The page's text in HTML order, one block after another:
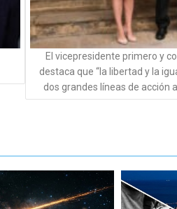
El vicepresidente primero y
destaca que “la libertad y la
dos grandes líneas de